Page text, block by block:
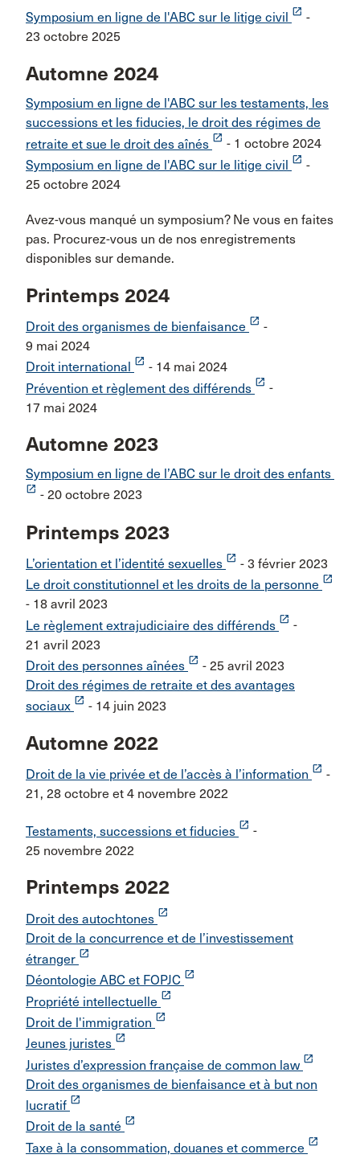
Symposium en ligne de l'ABC sur le litige civil launch -
23 octobre 2025
Automne 2024
Symposium en ligne de l'ABC sur les testaments, les
successions et les fiducies, le droit des régimes de
retraite et sue le droit des aînés launch - 1 octobre 2024
Symposium en ligne de l'ABC sur le litige civil launch -
25 octobre 2024
Avez-vous manqué un symposium? Ne vous en faites
pas. Procurez-vous un de nos enregistrements
disponibles sur demande.
Printemps 2024
Droit des organismes de bienfaisance launch -
9 mai 2024
Droit international
launch - 14 mai 2024
Prévention et règlement des différends launch -
17 mai 2024
Automne 2023
Symposium en ligne de l’ABC sur le droit des enfants
launch - 20 octobre 2023
Printemps 2023
L’orientation et l’identité sexuelles launch - 3 février 2023
Le droit constitutionnel et les droits de la personne launch
- 18 avril 2023
Le règlement extrajudiciaire des différends launch -
21 avril 2023
Droit des personnes aînées launch - 25 avril 2023
Droit des régimes de retraite et des avantages
sociaux launch - 14 juin 2023
Automne 2022
Droit de la vie privée et de l’accès à l’information launch -
21, 28 octobre et 4 novembre 2022
Testaments, successions et fiducies launch -
25 novembre 2022
Printemps 2022
Droit des autochtones launch
Droit de la concurrence et de l’investissement
étranger launch
Déontologie ABC et FOPJC launch
Propriété intellectuelle launch
Droit de l'immigration launch
Jeunes juristes launch
Juristes d’expression française de common law launch
Droit des organismes de bienfaisance et à but non
lucratif launch
Droit de la santé launch
Taxe à la consommation, douanes et commerce launch